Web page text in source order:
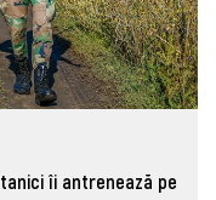
îi antrenează pe